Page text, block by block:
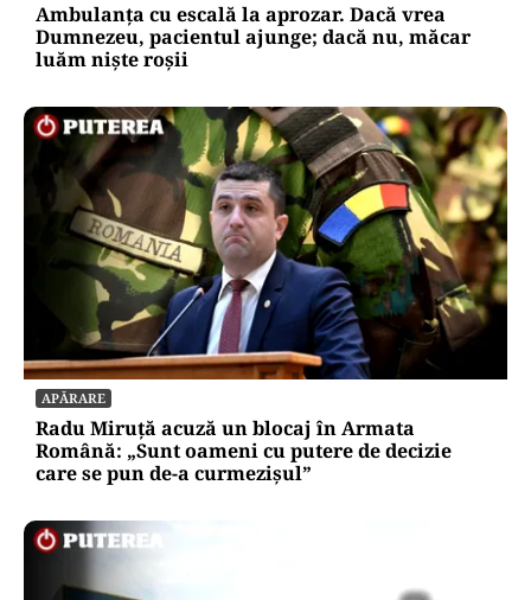
Ambulanța cu escală la aprozar. Dacă vrea
Dumnezeu, pacientul ajunge; dacă nu, măcar
luăm niște roșii
APĂRARE
Radu Miruță acuză un blocaj în Armata
Română: „Sunt oameni cu putere de decizie
care se pun de-a curmezișul”